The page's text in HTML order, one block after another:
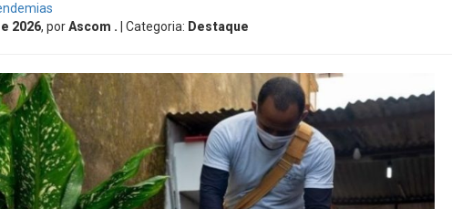
2026, porAscom . | Categoria: Destaque